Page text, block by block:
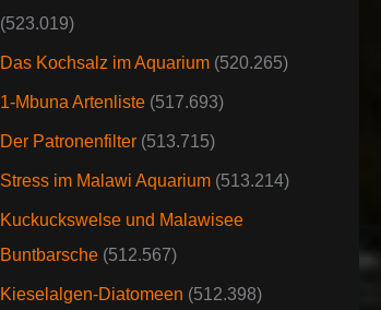
(523.019)
Das Kochsalz im Aquarium (520.265)
1-Mbuna Artenliste (517.693)
Der Patronenfilter (513.715)
Stress im Malawi Aquarium (513.214)
Kuckuckswelse und Malawisee
Buntbarsche (512.567)
Kieselalgen-Diatomeen (512.398)